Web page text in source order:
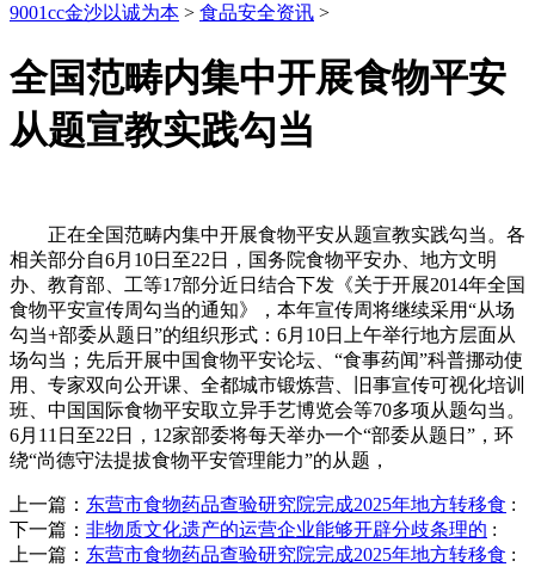
9001cc金沙以诚为本 > 食品安全资讯 >
全国范畴内集中开展食物平安
从题宣教实践勾当
正在全国范畴内集中开展食物平安从题宣教实践勾当。各
相关部分自6月10日至22日，国务院食物平安办、地方文明
办、教育部、工等17部分近日结合下发《关于开展2014年全国
食物平安宣传周勾当的通知》，本年宣传周将继续采用“从场
勾当+部委从题日”的组织形式：6月10日上午举行地方层面从
场勾当；先后开展中国食物平安论坛、“食事药闻”科普挪动使
用、专家双向公开课、全都城市锻炼营、旧事宣传可视化培训
班、中国国际食物平安取立异手艺博览会等70多项从题勾当。
6月11日至22日，12家部委将每天举办一个“部委从题日”，环
绕“尚德守法提拔食物平安管理能力”的从题，
上一篇： 东营市食物药品查验研究院完成2025年地方转移食 :
下一篇： 非物质文化遗产的运营企业能够开辟分歧条理的 :
上一篇： 东营市食物药品查验研究院完成2025年地方转移食 :